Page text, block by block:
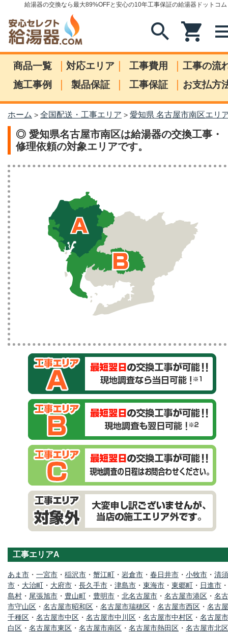
給湯器の交換なら最大89%OFFと安心の10年工事保証の給湯器ドットコム
search shopping_cart
商品一覧 | 対応エリア | 工事費用 | 工事の流
施工事例
| 製品保証 | 工事保証 | お支払方
ホーム > 全国配送・工事エリア > 愛知県 名古屋市南区エリ
◎ 愛知県名古屋市南区は給湯器の交換工事・
修理依頼の対象エリアです。
工事エリアA
あま市 ・ 一宮市 ・ 稲沢市 ・ 蟹江町 ・ 岩倉市 ・ 春日井市 ・ 小牧市 ・ 清須
市 ・ 大治町 ・ 大府市 ・ 長久手市 ・ 津島市 ・ 東海市 ・ 東郷町 ・ 日進市 ・
島村 ・ 尾張旭市 ・ 豊山町 ・ 豊明市 ・ 北名古屋市 ・ 名古屋市港区 ・ 名
市守山区 ・ 名古屋市昭和区 ・ 名古屋市瑞穂区 ・ 名古屋市西区 ・ 名古
千種区 ・ 名古屋市中区 ・ 名古屋市中川区 ・ 名古屋市中村区 ・ 名古屋
白区 ・ 名古屋市東区 ・ 名古屋市南区 ・ 名古屋市熱田区 ・ 名古屋市北区